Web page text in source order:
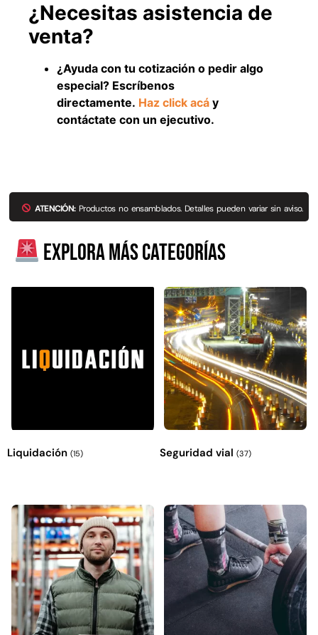
¿Necesitas asistencia de
venta?
¿Ayuda con tu cotización o pedir algo
especial? Escríbenos
directamente. Haz click acá y
contáctate con un ejecutivo.
ATENCIÓN:Productos no ensamblados. Detalles pueden variar sin aviso.
Explora más categorías
Liquidación (15) Seguridad vial (37)